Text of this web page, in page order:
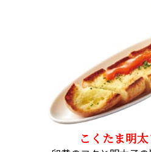
こくたま明